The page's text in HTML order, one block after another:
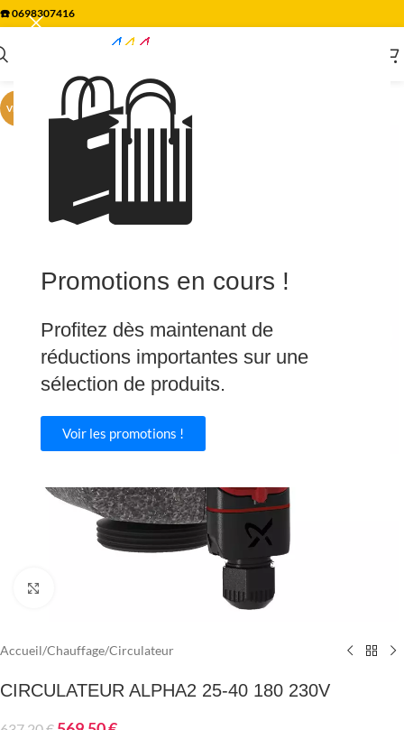
🛍️
Promotions en cours !
Profitez dès maintenant de
réductions importantes sur une
sélection de produits.
Voir les promotions !
☎️0698307416
VENTE
Accueil/Chauffage/Circulateur
CIRCULATEUR ALPHA2 25-40 180 230V